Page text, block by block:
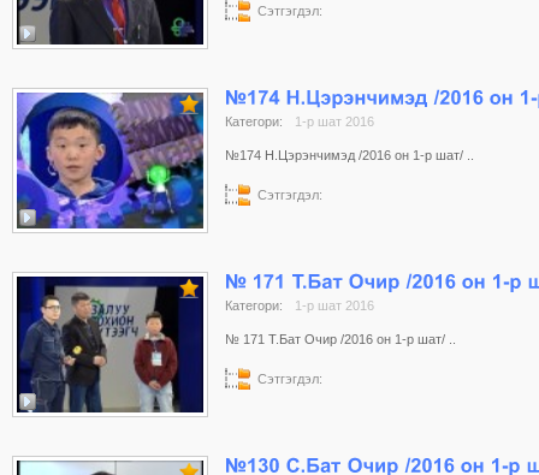
Сэтгэгдэл:
Категори: 1-р шат 2016
№174 Н.Цэрэнчимэд /2016 он 1-р шат/ ..
Сэтгэгдэл:
Категори: 1-р шат 2016
№ 171 Т.Бат Очир /2016 он 1-р шат/ ..
Сэтгэгдэл: